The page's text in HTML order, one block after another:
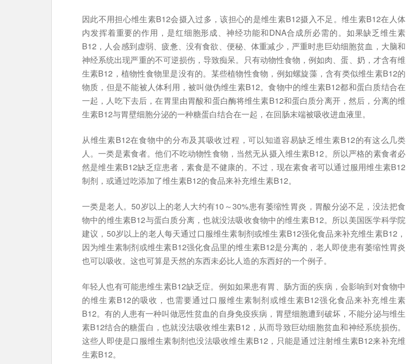
因此不用担心维生素B12会摄入过多，该担心的是维生素B12摄入不足。维生素B12在人体
内发挥着重要的作用，是红细胞形成、神经功能和DNA合成所必需的。如果缺乏维生素
B12，人会感到虚弱、疲惫、没有食欲、便秘、体重减少，严重时患巨幼细胞贫血，大脑和
神经系统出现严重的不可逆损伤，导致痴呆。只有动物性食物，例如肉、蛋、奶，才含有维
生素B12，植物性食物里是没有的。某些植物性食物，例如螺旋藻，含有类似维生素B12的
物质，但是不能被人体利用，被叫做伪维生素B12。食物中的维生素B12都和蛋白质结合在
一起，人吃下去后，在胃里由胃酸和蛋白酶将维生素B12和蛋白质分离开，然后，分离的维
生素B12与胃壁细胞分泌的一种糖蛋白结合在一起，在回肠末端被吸收进血液里。
从维生素B12在食物中的分布及其吸收过程，可以知道容易缺乏维生素B12的有这么几类
人。一类是素食者。他们不吃动物性食物，当然无从摄入维生素B12。所以严格的素食者必
然是维生素B12缺乏症患者，素食是不健康的。不过，现在素食者可以通过服用维生素B12
制剂，或通过吃添加了维生素B12的食品来补充维生素B12。
一类是老人。50岁以上的老人大约有10～30%患有萎缩性胃炎，胃酸分泌不足，没法把食
物中的维生素B12与蛋白质分离，也就没法吸收食物中的维生素B12。所以美国医学科学院
建议，50岁以上的老人每天通过口服维生素制剂或维生素B12强化食品来补充维生素B12，
因为维生素制剂或维生素B12强化食品里的维生素B12是分离的，老人即使患有萎缩性胃炎
也可以吸收。这也可算是天然的东西未必比人造的东西好的一个例子。
年轻人也有可能患维生素B12缺乏症。例如如果患有胃、肠方面的疾病，会影响到对食物中
的维生素B12的吸收，也需要通过口服维生素制剂或维生素B12强化食品来补充维生素
B12。有的人患有一种叫做恶性贫血的自身免疫疾病，胃壁细胞遭到破坏，不能分泌与维生
素B12结合的糖蛋白，也就没法吸收维生素B12，从而导致巨幼细胞贫血和神经系统损伤。
这些人即使是口服维生素制剂也没法吸收维生素B12，只能是通过注射维生素B12来补充维
生素B12。